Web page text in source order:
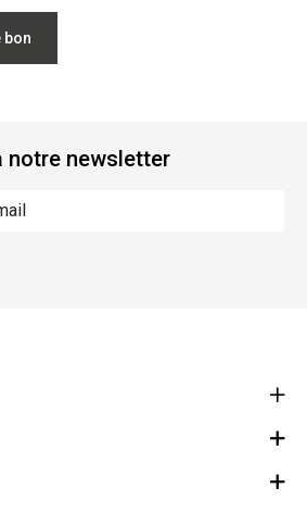
bon
notre newsletter